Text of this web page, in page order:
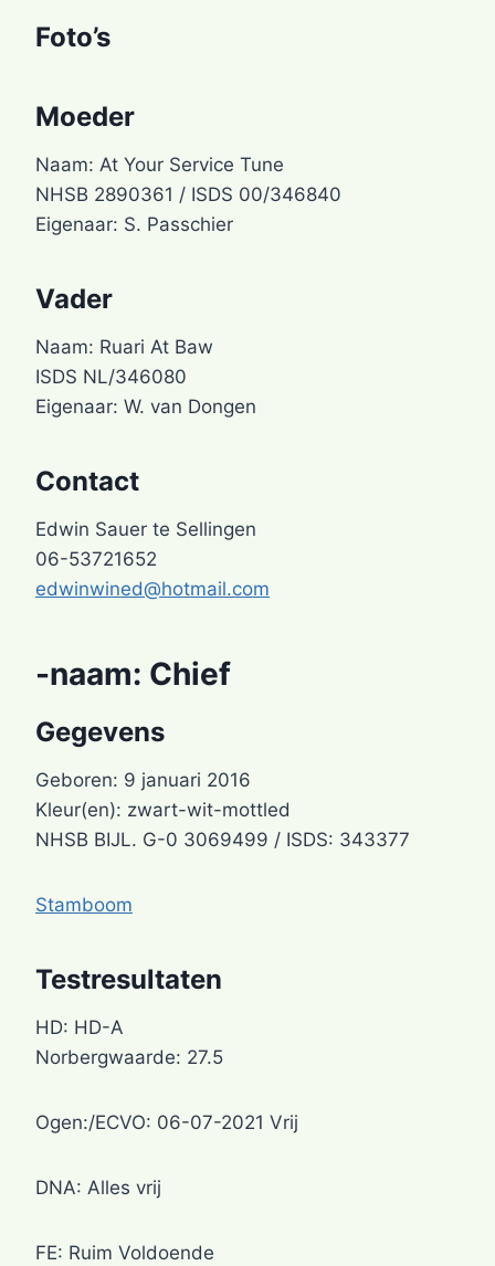
Foto’s
Moeder
Naam: At Your Service Tune
NHSB 2890361 / ISDS 00/346840
Eigenaar: S. Passchier
Vader
Naam: Ruari At Baw
ISDS NL/346080
Eigenaar: W. van Dongen
Contact
Edwin Sauer te Sellingen
06-53721652
edwinwined@hotmail.com
-naam: Chief
Gegevens
Geboren: 9 januari 2016
Kleur(en): zwart-wit-mottled
NHSB BIJL. G-0 3069499 / ISDS: 343377
Stamboom
Testresultaten
HD: HD-A
Norbergwaarde: 27.5
Ogen:/ECVO: 06-07-2021 Vrij
DNA: Alles vrij
FE: Ruim Voldoende